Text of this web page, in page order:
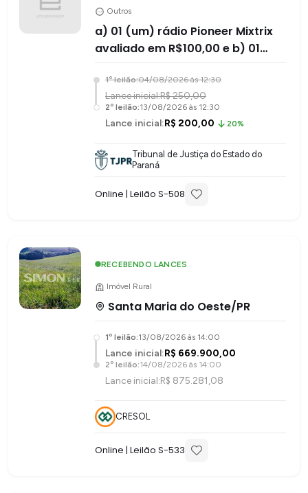
Outros
a) 01 (um) rádio Pioneer Mixtrix
avaliado em R$100,00 e b) 01
cor pret
1º leilão:04/08/2026 às 12:30
Lance inicial:R$ 250,00
2º leilão:13/08/2026 às 12:30
Lance inicial:R$ 200,00 20%
Tribunal de Justiça do Estado do
Paraná
Online | Leilão S-508
RECEBENDO LANCES
Imóvel Rural
Santa Maria do Oeste/PR
1º leilão:13/08/2026 às 14:00
Lance inicial:R$ 669.900,00
2º leilão:14/08/2026 às 14:00
Lance inicial:R$ 875.281,08
CRESOL
Online | Leilão S-533